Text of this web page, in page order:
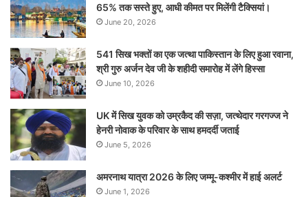
65% तक सस्ते हुए, आधी कीमत पर मिलेंगी टैक्सियां।
June 20, 2026
541 सिख भक्तों का एक जत्था पाकिस्तान के लिए हुआ रवाना,
श्री गुरु अर्जन देव जी के शहीदी समारोह में लेंगे हिस्सा
June 10, 2026
UK में सिख युवक को उम्रकैद की सज़ा, जत्थेदार गरगज्ज ने
हेनरी नोवाक के परिवार के साथ हमदर्दी जताई
June 5, 2026
अमरनाथ यात्रा 2026 के लिए जम्मू-कश्मीर में हाई अलर्ट
June 1, 2026